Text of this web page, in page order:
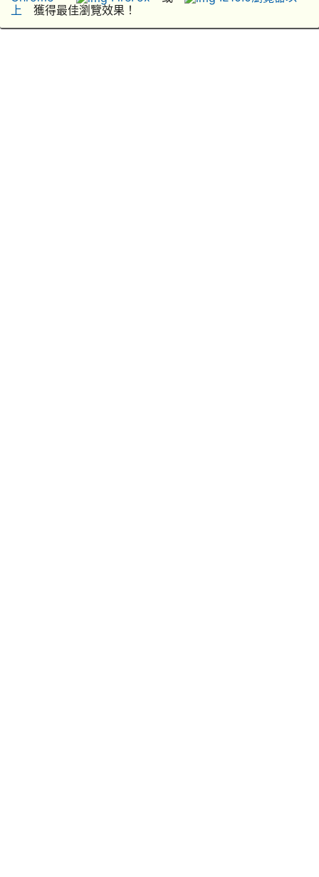
上 獲得最佳瀏覽效果！